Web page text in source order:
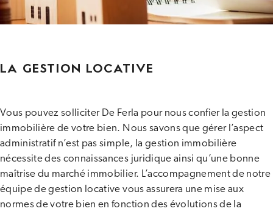
LA GESTION LOCATIVE
Vous pouvez solliciter De Ferla pour nous confier la gestion
immobilière de votre bien. Nous savons que gérer l’aspect
administratif n’est pas simple, la gestion immobilière
nécessite des connaissances juridique ainsi qu’une bonne
maîtrise du marché immobilier. L’accompagnement de notre
équipe de gestion locative vous assurera une mise aux
normes de votre bien en fonction des évolutions de la